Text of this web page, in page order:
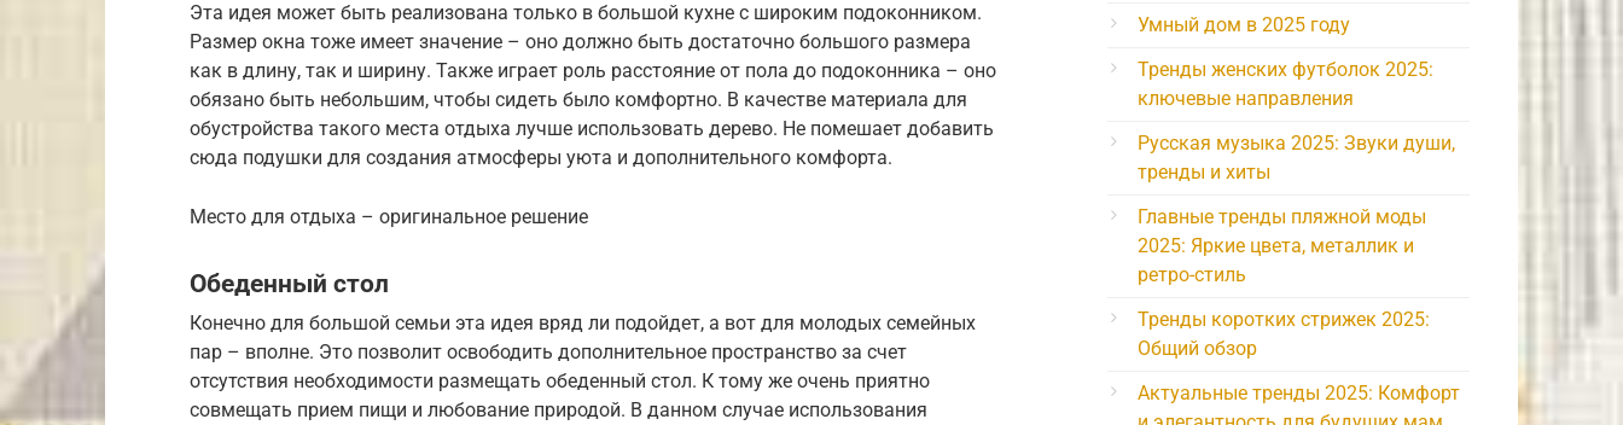
Эта идея может быть реализована только в большой кухне с широким подоконником.
Размер окна тоже имеет значение – оно должно быть достаточно большого размера
как в длину, так и ширину. Также играет роль расстояние от пола до подоконника – оно
обязано быть небольшим, чтобы сидеть было комфортно. В качестве материала для
обустройства такого места отдыха лучше использовать дерево. Не помешает добавить
сюда подушки для создания атмосферы уюта и дополнительного комфорта.
Место для отдыха – оригинальное решение
Обеденный стол
Конечно для большой семьи эта идея вряд ли подойдет, а вот для молодых семейных
пар – вполне. Это позволит освободить дополнительное пространство за счет
отсутствия необходимости размещать обеденный стол. К тому же очень приятно
совмещать прием пищи и любование природой. В данном случае использования
Умный дом в 2025 году
Тренды женских футболок 2025:
ключевые направления
Русская музыка 2025: Звуки души,
тренды и хиты
Главные тренды пляжной моды
2025: Яркие цвета, металлик и
ретро-стиль
Тренды коротких стрижек 2025:
Общий обзор
Актуальные тренды 2025: Комфорт